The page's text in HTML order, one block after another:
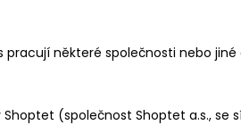
pracují některé společnosti nebo
(společnost Shoptet a.s., se